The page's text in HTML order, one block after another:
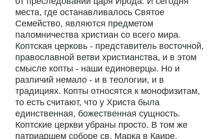
места, где останавливалось Святое
Семейство, являются предметом
паломничества христиан со всего мира.
Коптская церковь - представитель восточной,
православной ветви христианства, и в этом
смысле копты - наши единоверцы. Но и
различий немало - и в теологии, и в
традициях. Копты относятся к монофизитам,
то есть считают, что у Христа была
единственная, божественная сущность.
Коптские церкви убраны просто. В том же
патриаршем соборе св. Марка в Каире,